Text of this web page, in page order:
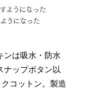
ンは吸水・防水
ナップボタン以
コットン。製造